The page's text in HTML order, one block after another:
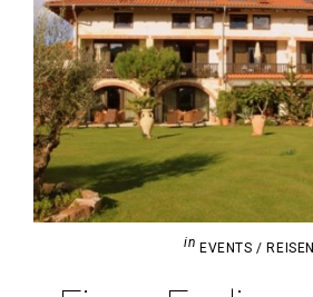
in EVENTS / REISEN